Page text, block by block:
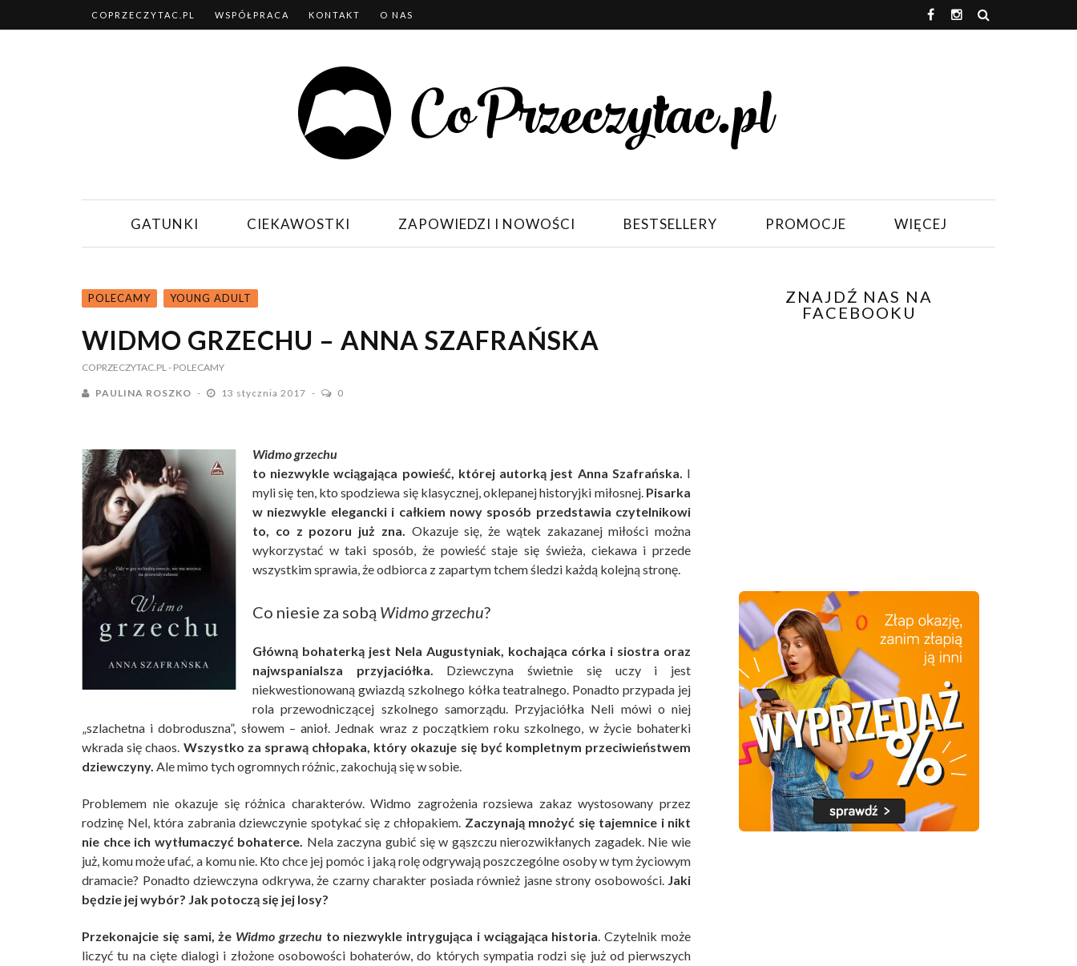
COPRZECZYTAC.PL WSPÓŁPRACA KONTAKT O NAS
GATUNKI CIEKAWOSTKI ZAPOWIEDZI I NOWOŚCI BESTSELLERY PROMOCJE WIĘCEJ
POLECAMY YOUNG ADULT
WIDMO GRZECHU – ANNA SZAFRAŃSKA
COPRZECZYTAC.PL- POLECAMY
PAULINA ROSZKO 13 stycznia 2017 0
Widmo grzechu
to niezwykle wciągająca powieść, której autorką jest Anna Szafrańska. I
myli się ten, kto spodziewa się klasycznej, oklepanej historyjki miłosnej. Pisarka
w niezwykle elegancki i całkiem nowy sposób przedstawia czytelnikowi
to, co z pozoru już zna. Okazuje się, że wątek zakazanej miłości można
wykorzystać w taki sposób, że powieść staje się świeża, ciekawa i przede
wszystkim sprawia, że odbiorca z zapartym tchem śledzi każdą kolejną stronę.
Co niesie za sobą Widmo grzechu?
Główną bohaterką jest Nela Augustyniak, kochająca córka i siostra oraz
najwspanialsza przyjaciółka. Dziewczyna świetnie się uczy i jest
niekwestionowaną gwiazdą szkolnego kółka teatralnego. Ponadto przypada jej
rola przewodniczącej szkolnego samorządu. Przyjaciółka Neli mówi o niej
„szlachetna i dobroduszna”, słowem – anioł. Jednak wraz z początkiem roku szkolnego, w życie bohaterki
wkrada się chaos. Wszystko za sprawą chłopaka, który okazuje się być kompletnym przeciwieństwem
dziewczyny. Ale mimo tych ogromnych różnic, zakochują się w sobie.
Problemem nie okazuje się różnica charakterów. Widmo zagrożenia rozsiewa zakaz wystosowany przez
rodzinę Nel, która zabrania dziewczynie spotykać się z chłopakiem. Zaczynają mnożyć się tajemnice i nikt
nie chce ich wytłumaczyć bohaterce. Nela zaczyna gubić się w gąszczu nierozwikłanych zagadek. Nie wie
już, komu może ufać, a komu nie. Kto chce jej pomóc i jaką rolę odgrywają poszczególne osoby w tym życiowym
dramacie? Ponadto dziewczyna odkrywa, że czarny charakter posiada również jasne strony osobowości. Jaki
będzie jej wybór? Jak potoczą się jej losy?
Przekonajcie się sami, że Widmo grzechuto niezwykle intrygująca i wciągająca historia. Czytelnik może
liczyć tu na cięte dialogi i złożone osobowości bohaterów, do których sympatia rodzi się już od pierwszych
ZNAJDŹ NAS NA
FACEBOOKU